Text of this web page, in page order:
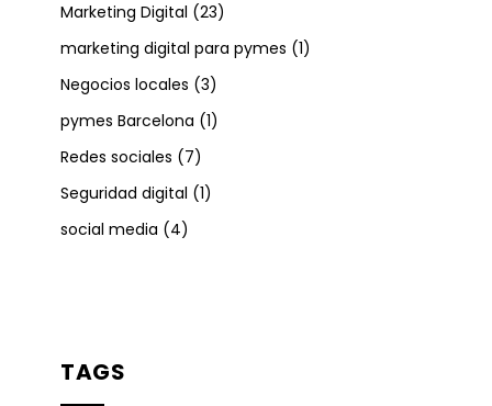
Marketing Digital (23)
marketing digital para pymes (1)
Negocios locales (3)
pymes Barcelona (1)
Redes sociales (7)
Seguridad digital (1)
social media (4)
TAGS